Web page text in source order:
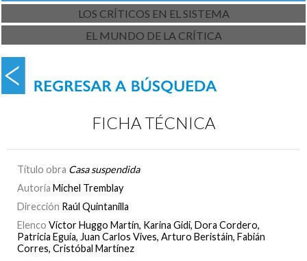
LOS CRÍTICOS EN EL SISTEMA
EL MUNDO DE LA CRÍTICA
FICHA TÉCNICA
Título obra Casa suspendida
Autoría Michel Tremblay
Dirección Raúl Quintanilla
Elenco Víctor Huggo Martín, Karina Gidi, Dora Cordero,
Patricia Eguía, Juan Carlos Vives, Arturo Beristáin, Fabián
Corres, Cristóbal Martínez